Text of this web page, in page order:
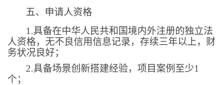
五、申请人资格
1.具备在中华人民共和国境内外注册的独立法
人资格，无不良信用信息记录，存续三年以上，财
务状况良好；
2.具备场景创新搭建经验，项目案例至少1
个；